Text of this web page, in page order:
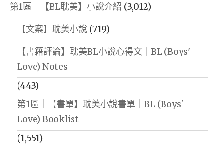
第1區｜【BL耽美】小說介紹 (3,012)
【文案】耽美小說 (719)
【書籍評論】耽美BL小說心得文｜BL (Boys'
Love) Notes
(443)
第1區｜【書單】耽美小說書單｜BL (Boys'
Love) Booklist
(1,551)